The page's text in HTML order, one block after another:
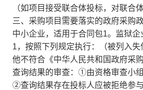
（如项目接受联合体投标，对联
三、采购项目需要落实的政府采购
中小企业，适用于合同包1。监狱
1，按照下列规定执行：（被列入
他不符合《中华人民共和国政府采
查询结果的审查：①由资格审查小
②查询结果存在投标人应被拒绝参